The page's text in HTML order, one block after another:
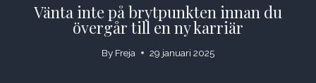
Vänta inte på brytpunkten innan du
övergår till en ny karriär
By Freja 29 januari 2025